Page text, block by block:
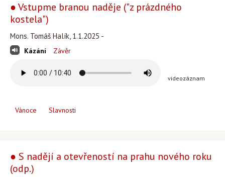
● Vstupme branou naděje ("z prázdného
kostela")
Mons. Tomáš Halík, 1.1.2025 -
Kázání Závěr
videozáznam
Vánoce Slavnosti
● S nadějí a otevřeností na prahu nového roku
(odp.)